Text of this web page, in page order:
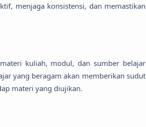
menjaga konsistensi, dan memastikan
kuliah, modul, dan sumber belajar
yang beragam akan memberikan sudut
materi yang diujikan.